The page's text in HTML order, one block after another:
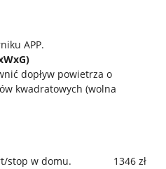
APP.
dopływ powietrza o
kwadratowych (wolna
stop w domu.
1346 zł